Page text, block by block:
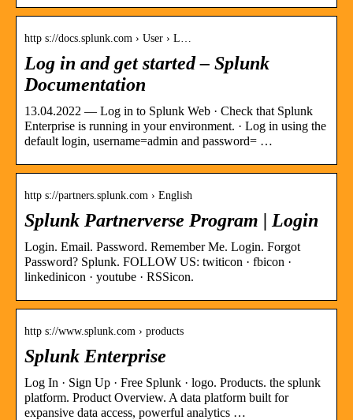
http s://docs.splunk.com › User › L…
Log in and get started – Splunk
Documentation
13.04.2022 — Log in to Splunk Web · Check that Splunk
Enterprise is running in your environment. · Log in using the
default login, username=admin and password= …
http s://partners.splunk.com › English
Splunk Partnerverse Program | Login
Login. Email. Password. Remember Me. Login. Forgot
Password? Splunk. FOLLOW US: twiticon · fbicon ·
linkedinicon · youtube · RSSicon.
http s://www.splunk.com › products
Splunk Enterprise
Log In · Sign Up · Free Splunk · logo. Products. the splunk
platform. Product Overview. A data platform built for
expansive data access, powerful analytics …